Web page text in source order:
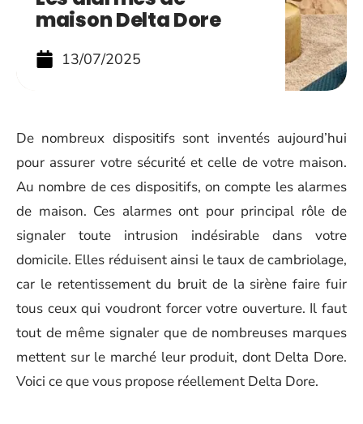
maison Delta Dore
13/07/2025
De nombreux dispositifs sont inventés aujourd’hui
pour assurer votre sécurité et celle de votre maison.
Au nombre de ces dispositifs, on compte les alarmes
de maison. Ces alarmes ont pour principal rôle de
signaler toute intrusion indésirable dans votre
domicile. Elles réduisent ainsi le taux de cambriolage,
car le retentissement du bruit de la sirène faire fuir
tous ceux qui voudront forcer votre ouverture. Il faut
tout de même signaler que de nombreuses marques
mettent sur le marché leur produit, dont Delta Dore.
Voici ce que vous propose réellement Delta Dore.